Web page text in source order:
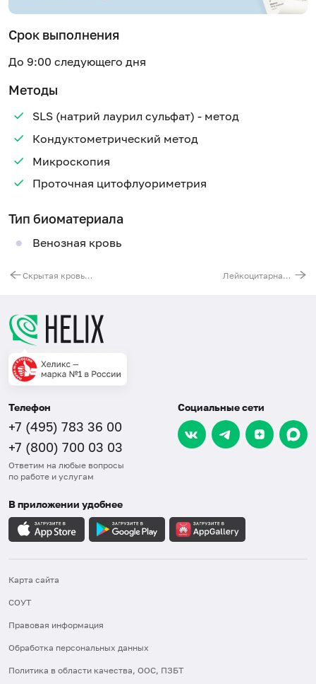
Срок выполнения
До 9:00 следующего дня
Методы
SLS (натрий лаурил сульфат) - метод
Кондуктометрический метод
Микроскопия
Проточная цитофлуориметрия
Тип биоматериала
Венозная кровь
Скрытая кровь в кале, количественно (метод FOB Gold) Лейкоцитарная формула (с обязательной микроскопией мазка крови)
Телефон
+7 (495) 783 36 00
+7 (800) 700 03 03
Ответим на любые вопросы
по работе и услугам
Социальные сети
В приложении удобнее
Карта сайта
СОУТ
Правовая информация
Обработка персональных данных
Политика в области качества, ООС, ПЗБТ